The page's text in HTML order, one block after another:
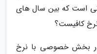
است که بین سال های
در بخش خصوصی با نرخ